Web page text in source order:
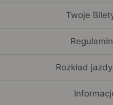
Twoje
Rozkład